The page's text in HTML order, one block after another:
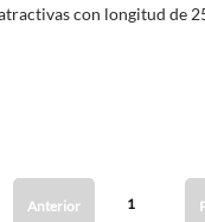
con longitud de
Anterior 1